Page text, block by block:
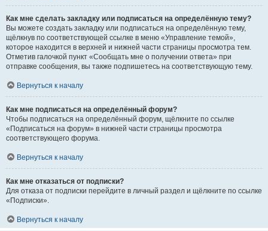
Как мне сделать закладку или подписаться на определённую тему?
Вы можете создать закладку или подписаться на определённую тему,
щёлкнув по соответствующей ссылке в меню «Управление темой»,
которое находится в верхней и нижней части страницы просмотра тем.
Отметив галочкой пункт «Сообщать мне о получении ответа» при
отправке сообщения, вы также подпишетесь на соответствующую тему.
Вернуться к началу
Как мне подписаться на определённый форум?
Чтобы подписаться на определённый форум, щёлкните по ссылке
«Подписаться на форум» в нижней части страницы просмотра
соответствующего форума.
Вернуться к началу
Как мне отказаться от подписки?
Для отказа от подписки перейдите в личный раздел и щёлкните по ссылке
«Подписки».
Вернуться к началу